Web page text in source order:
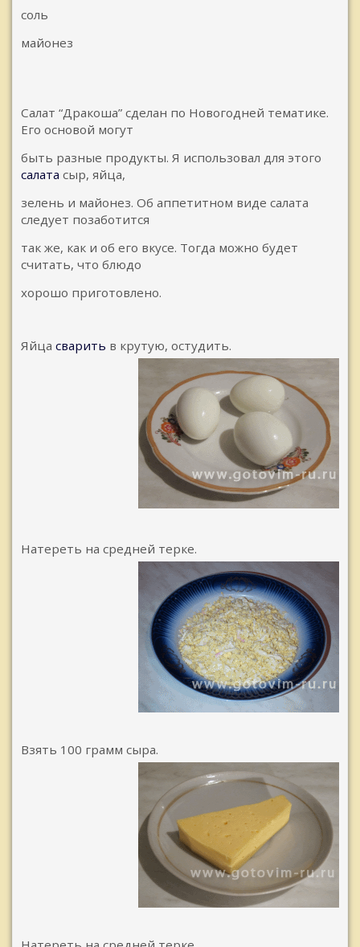
соль
майонез
Салат “Дракоша” сделан по Новогодней тематике.
Его основой могут
быть разные продукты. Я использовал для этого
салата сыр, яйца,
зелень и майонез. Об аппетитном виде салата
следует позаботится
так же, как и об его вкусе. Тогда можно будет
считать, что блюдо
хорошо приготовлено.
Яйца сварить в крутую, остудить.
Натереть на средней терке.
Взять 100 грамм сыра.